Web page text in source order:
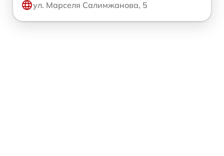
ул. Марселя Салимжанова, 5